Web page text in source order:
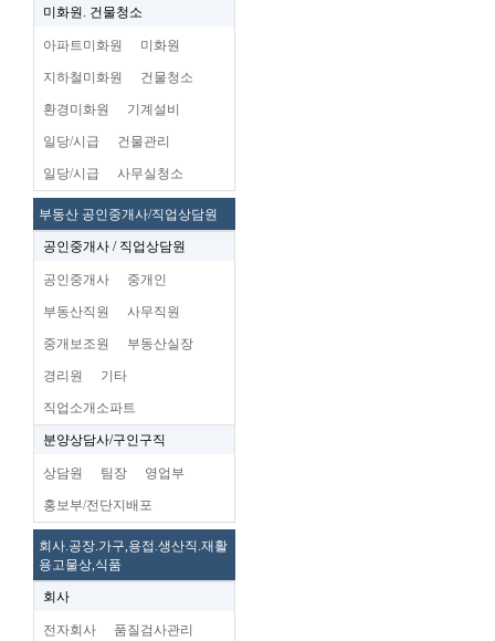
미화원. 건물청소
아파트미화원 미화원
지하철미화원 건물청소
환경미화원 기계설비
일당/시급 건물관리
일당/시급 사무실청소
부동산 공인중개사/직업상담원
공인중개사 / 직업상담원
공인중개사 중개인
부동산직원 사무직원
중개보조원 부동산실장
경리원 기타
직업소개소파트
분양상담사/구인구직
상담원 팀장 영업부
홍보부/전단지배포
회사.공장.가구,용접.생산직.재활
용고물상,식품
회사
전자회사 품질검사관리